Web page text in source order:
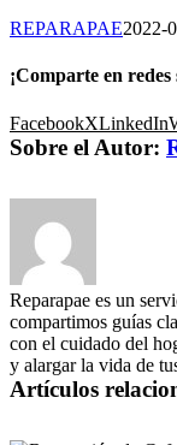
REPARAPAE2022-
¡Comparte en redes
FacebookXLinkedIn
Sobre el Autor:
Reparapae es un
compartimos guías
con el cuidado del
y alargar la vida de
Artículos